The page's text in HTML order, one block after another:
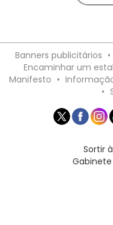
Banners publicitários •
Encaminhar um
Manifesto •
•
Sortir
Gabinete